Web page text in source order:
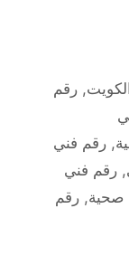
,رقم
,رقم فني
, رقم فني
صحية, رقم